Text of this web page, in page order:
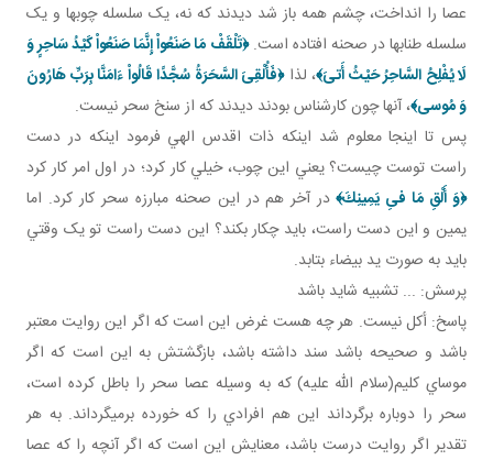
عصا را انداخت، چشم همه باز شد ديدند که نه، يک سلسله چوب ها و يک
سلسله طناب ها در صحنه افتاده است.﴿تَلْقَفْ مَا صَنَعُواْ إِنَّمَا صَنَعُواْ كَيْدُ سَاحِرٍ وَ
لَا يُفْلِحُ السَّاحِرُ حَيْثُ أَتىَ‏﴾، لذا﴿فَأُلْقِىَ السَّحَرَةُ سُجَّدًا قَالُواْ ءَامَنَّا بِرَبِّ هَارُونَ
وَ مُوسى﴾، آنها چون کارشناس بودند ديدند که از سنخ سحر نيست.
پس تا اينجا معلوم شد اينکه ذات اقدس الهي فرمود اينکه در دست
راست توست چيست؟ يعني اين چوب، خيلي کار کرد؛ در اول امر کار کرد
﴿وَ أَلْقِ مَا فىِ يَمِينِكَ﴾ در آخر هم در اين صحنه مبارزه سحر کار کرد. اما
يمين و اين دست راست، بايد چکار بکند؟ اين دست راست تو يک وقتي
بايد به صورت يد بيضاء بتابد.
پرسش: ... تشبيه شايد باشد
پاسخ: أکل نيست. هر چه هست غرض اين است که اگر اين روايت معتبر
باشد و صحيحه باشد سند داشته باشد، بازگشتش به اين است که اگر
موساي کليم(سلام الله عليه) که به وسيله عصا سحر را باطل کرده است،
سحر را دوباره بر گرداند اين هم افرادي را که خورده برمي گرداند. به هر
تقدير اگر روايت درست باشد، معنايش اين است که اگر آنچه را که عصا